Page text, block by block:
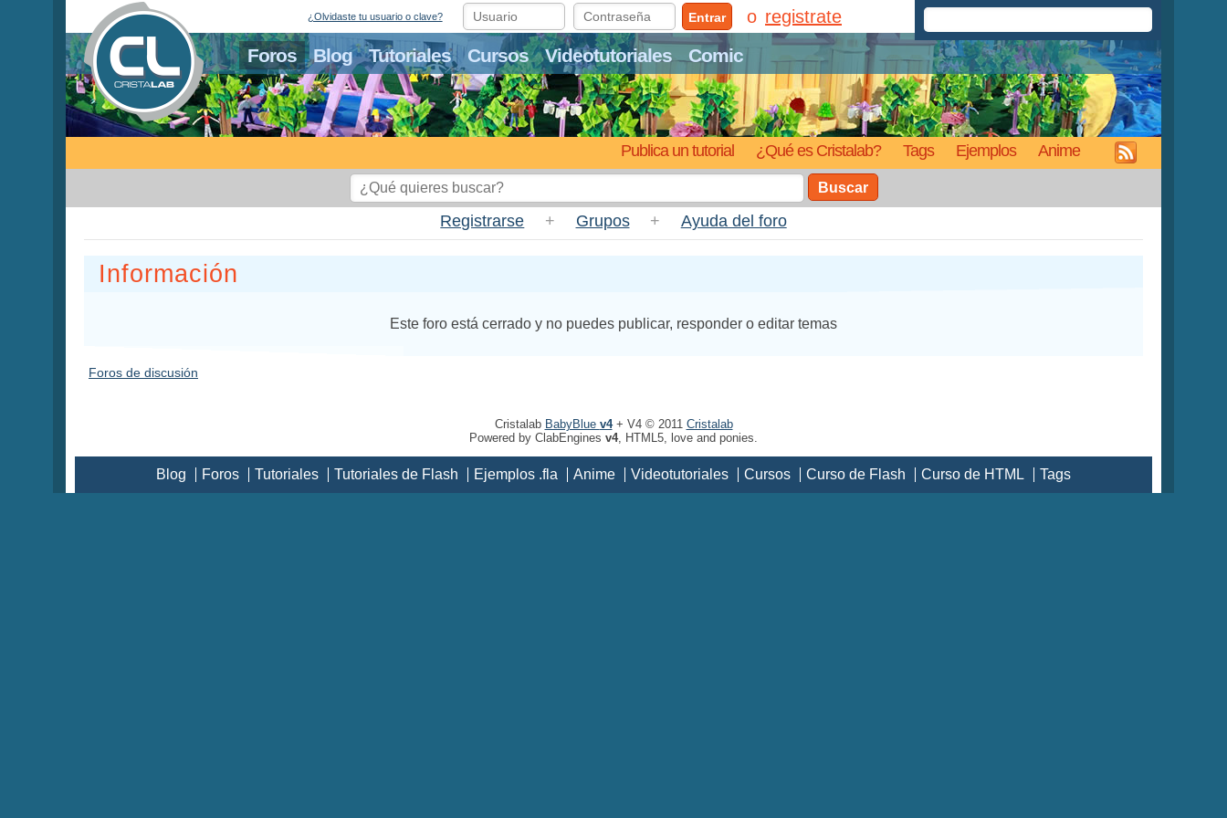
Foros Blog Tutoriales Cursos Videotutoriales Comic
Publica un tutorial ¿Qué es Cristalab? Tags Ejemplos Anime
¿Olvidaste tu usuario o clave? Entrar registrate
Buscar
Registrarse + Grupos + Ayuda del foro
Información
Este foro está cerrado y no puedes publicar, responder o editar temas
Foros de discusión
Cristalab BabyBlue v4+ V4 © 2011 Cristalab
Powered by ClabEngines v4, HTML5, love and ponies.
Blog Foros Tutoriales Tutoriales de Flash Ejemplos .fla Anime Videotutoriales Cursos Curso de Flash Curso de HTML Tags